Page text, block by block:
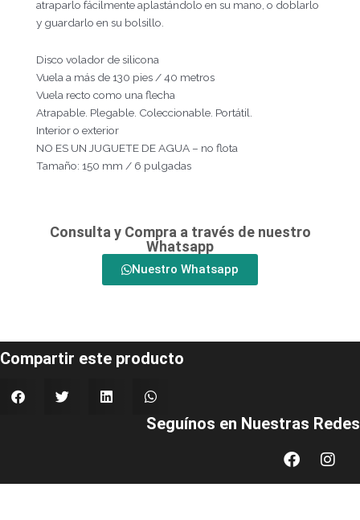
atraparlo fácilmente aplastándolo en su mano, o doblarlo
y guardarlo en su bolsillo.
Disco volador de silicona
Vuela a más de 130 pies / 40 metros
Vuela recto como una flecha
Atrapable. Plegable. Coleccionable. Portátil.
Interior o exterior
NO ES UN JUGUETE DE AGUA – no flota
Tamaño: 150 mm / 6 pulgadas
Consulta y Compra a través de nuestro
Whatsapp
Nuestro Whatsapp
Compartir este producto
Seguínos en Nuestras Redes